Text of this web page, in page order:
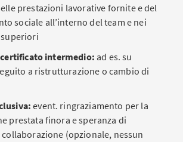
prestazioni lavorative fornite e del
sociale all’interno del team e nei
intermedio: ad es. su
a ristrutturazione o cambio di
event. ringraziamento per la
prestata finora e speranza di
(opzionale, nessun